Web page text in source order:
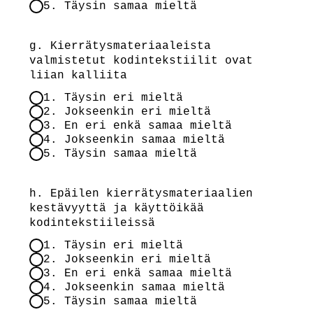
5. Täysin samaa mieltä
g. Kierrätysmateriaaleista
valmistetut kodintekstiilit ovat
liian kalliita
1. Täysin eri mieltä
2. Jokseenkin eri mieltä
3. En eri enkä samaa mieltä
4. Jokseenkin samaa mieltä
5. Täysin samaa mieltä
h. Epäilen kierrätysmateriaalien
kestävyyttä ja käyttöikää
kodintekstiileissä
1. Täysin eri mieltä
2. Jokseenkin eri mieltä
3. En eri enkä samaa mieltä
4. Jokseenkin samaa mieltä
5. Täysin samaa mieltä